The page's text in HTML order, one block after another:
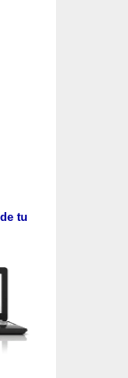
tu